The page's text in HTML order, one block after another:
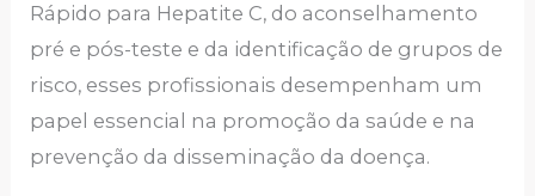
Rápido para Hepatite C, do aconselhamento
pré e pós-teste e da identificação de grupos de
risco, esses profissionais desempenham um
papel essencial na promoção da saúde e na
prevenção da disseminação da doença.